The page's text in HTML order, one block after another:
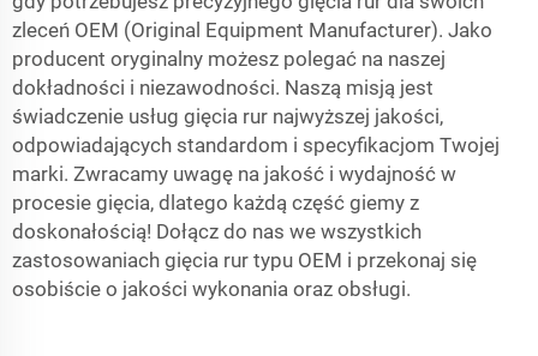
zleceń OEM (Original Equipment Manufacturer). Jako
producent oryginalny możesz polegać na naszej
dokładności i niezawodności. Naszą misją jest
świadczenie usług gięcia rur najwyższej jakości,
odpowiadających standardom i specyfikacjom Twojej
marki. Zwracamy uwagę na jakość i wydajność w
procesie gięcia, dlatego każdą część giemy z
doskonałością! Dołącz do nas we wszystkich
zastosowaniach gięcia rur typu OEM i przekonaj się
osobiście o jakości wykonania oraz obsługi.